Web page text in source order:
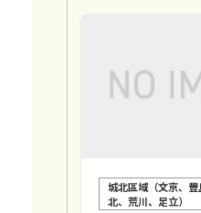
城北區域（文京、豐
北、荒川、足立）